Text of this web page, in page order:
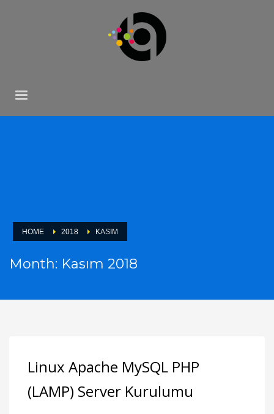
HOME 2018 KASIM
Month: Kasım 2018
Linux Apache MySQL PHP
(LAMP) Server Kurulumu